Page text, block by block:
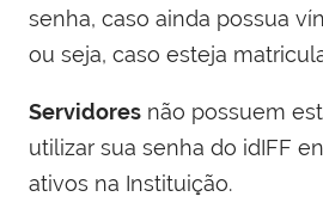
senha, caso ainda possua
ou seja, caso esteja
Servidores não possuem
utilizar sua senha do idIFF
ativos na Instituição.